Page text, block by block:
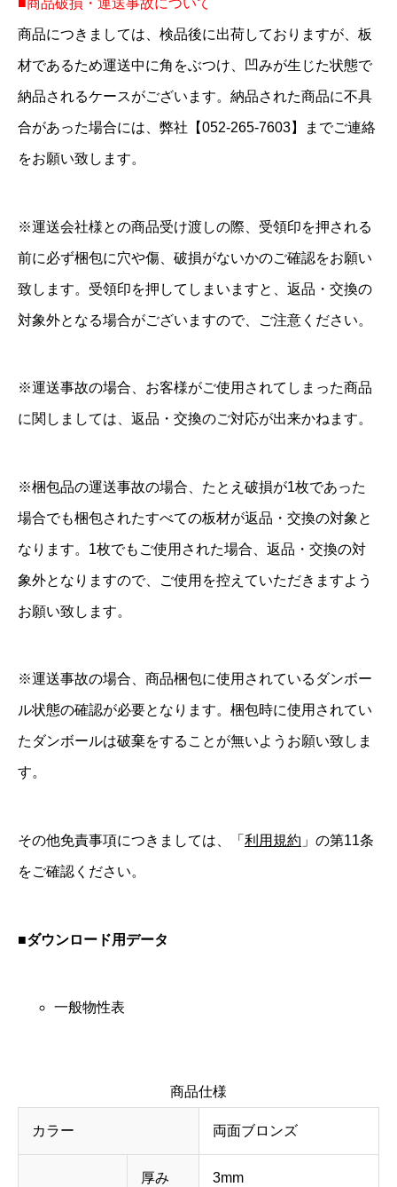
■商品破損・運送事故について
商品につきましては、検品後に出荷しておりますが、板
材であるため運送中に角をぶつけ、凹みが生じた状態で
納品されるケースがございます。納品された商品に不具
合があった場合には、弊社【052-265-7603】までご連絡
をお願い致します。
※運送会社様との商品受け渡しの際、受領印を押される
前に必ず梱包に穴や傷、破損がないかのご確認をお願い
致します。受領印を押してしまいますと、返品・交換の
対象外となる場合がございますので、ご注意ください。
※運送事故の場合、お客様がご使用されてしまった商品
に関しましては、返品・交換のご対応が出来かねます。
※梱包品の運送事故の場合、たとえ破損が1枚であった
場合でも梱包されたすべての板材が返品・交換の対象と
なります。1枚でもご使用された場合、返品・交換の対
象外となりますので、ご使用を控えていただきますよう
お願い致します。
※運送事故の場合、商品梱包に使用されているダンボー
ル状態の確認が必要となります。梱包時に使用されてい
たダンボールは破棄をすることが無いようお願い致しま
す。
その他免責事項につきましては、「 利用規約 」の第11条
をご確認ください。
■ダウンロード用データ
一般物性表
商品仕様
カラー 両面ブロンズ
厚み 3mm